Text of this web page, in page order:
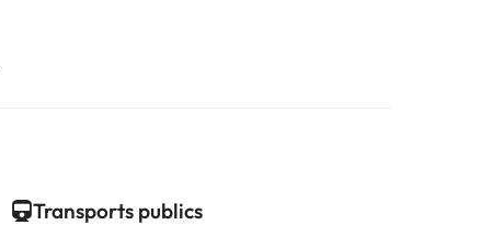
Transports publics